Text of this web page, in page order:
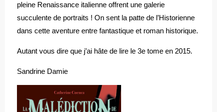
pleine Renaissance italienne offrent une galerie
succulente de portraits ! On sent la patte de l’Historienne
dans cette aventure entre fantastique et roman historique.
Autant vous dire que j’ai hâte de lire le 3e tome en 2015.
Sandrine Damie